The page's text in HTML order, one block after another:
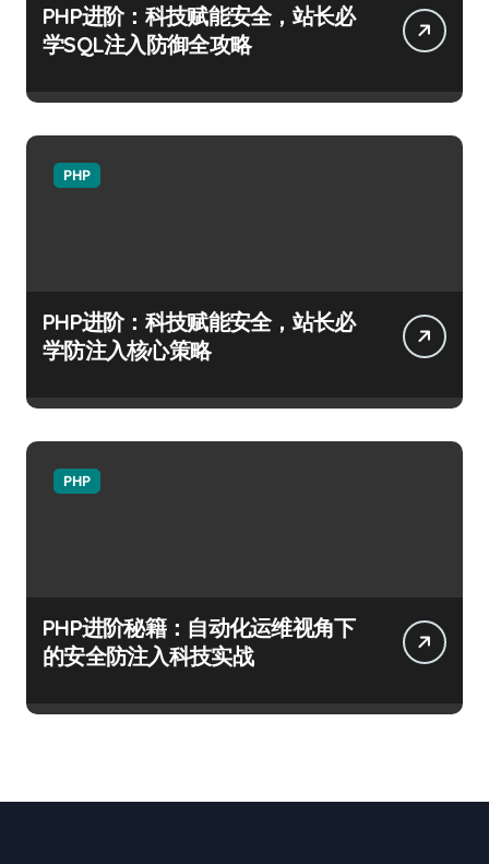
PHP进阶：科技赋能安全，站长必
学SQL注入防御全攻略
PHP
PHP进阶：科技赋能安全，站长必
学防注入核心策略
PHP
PHP进阶秘籍：自动化运维视角下
的安全防注入科技实战